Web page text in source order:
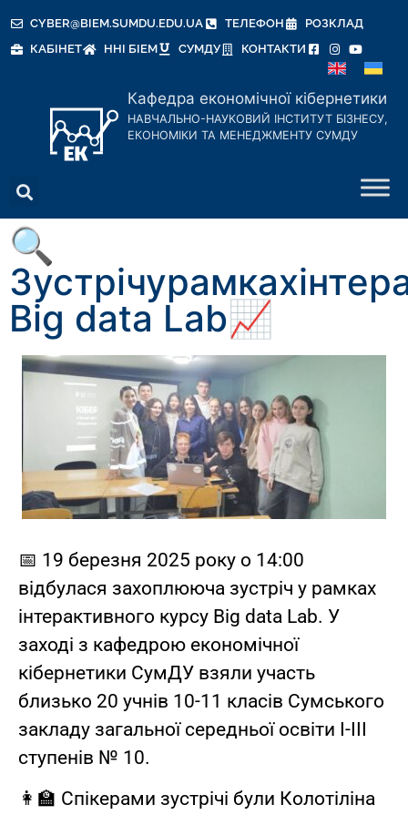
CYBER@BIEM.SUMDU.EDU.UA ТЕЛЕФОН
РОЗКЛАД
КАБІНЕТ
ННІ БІЕМ СУМДУ КОНТАКТИ
Кафедра економічної кібернетики
НАВЧАЛЬНО-НАУКОВИЙ ІНСТИТУТ БІЗНЕСУ,
ЕКОНОМІКИ ТА МЕНЕДЖМЕНТУ СУМДУ
🔍
Big data Lab📈
📅 19 березня 2025 року о 14:00
відбулася захоплююча зустріч у рамках
інтерактивного курсу Big data Lab. У
заході з кафедрою економічної
кібернетики СумДУ взяли участь
близько 20 учнів 10-11 класів Сумського
закладу загальної середньої освіти І-ІІІ
ступенів № 10.
👩‍🏫 Спікерами зустрічі були Колотіліна